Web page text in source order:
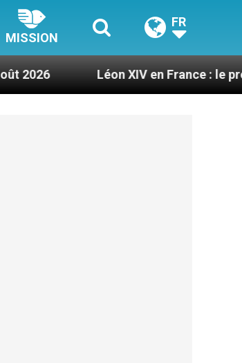
MISSION
FR
Léon XIV en France : le programme